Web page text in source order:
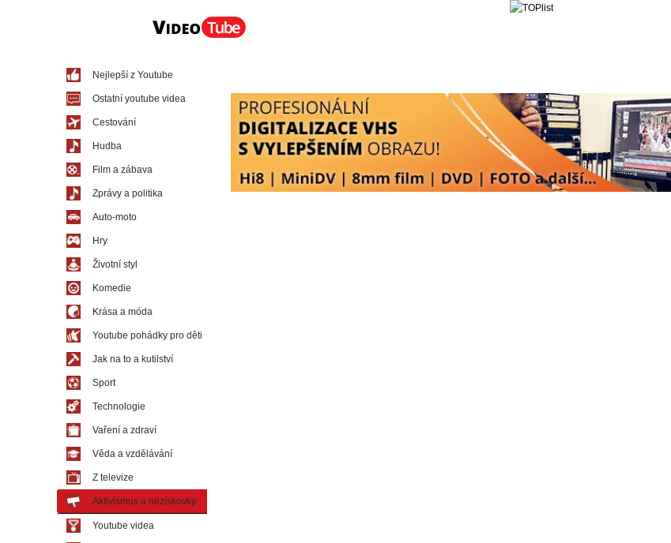
Nejlepší z Youtube
Ostatní youtube videa
Cestování
Hudba
Film a zábava
Zprávy a politika
Auto-moto
Hry
Životní styl
Komedie
Krása a móda
Youtube pohádky pro děti
Jak na to a kutilství
Sport
Technologie
Vaření a zdraví
Věda a vzdělávání
Z televize
Aktivismus a neziskovky
Youtube videa